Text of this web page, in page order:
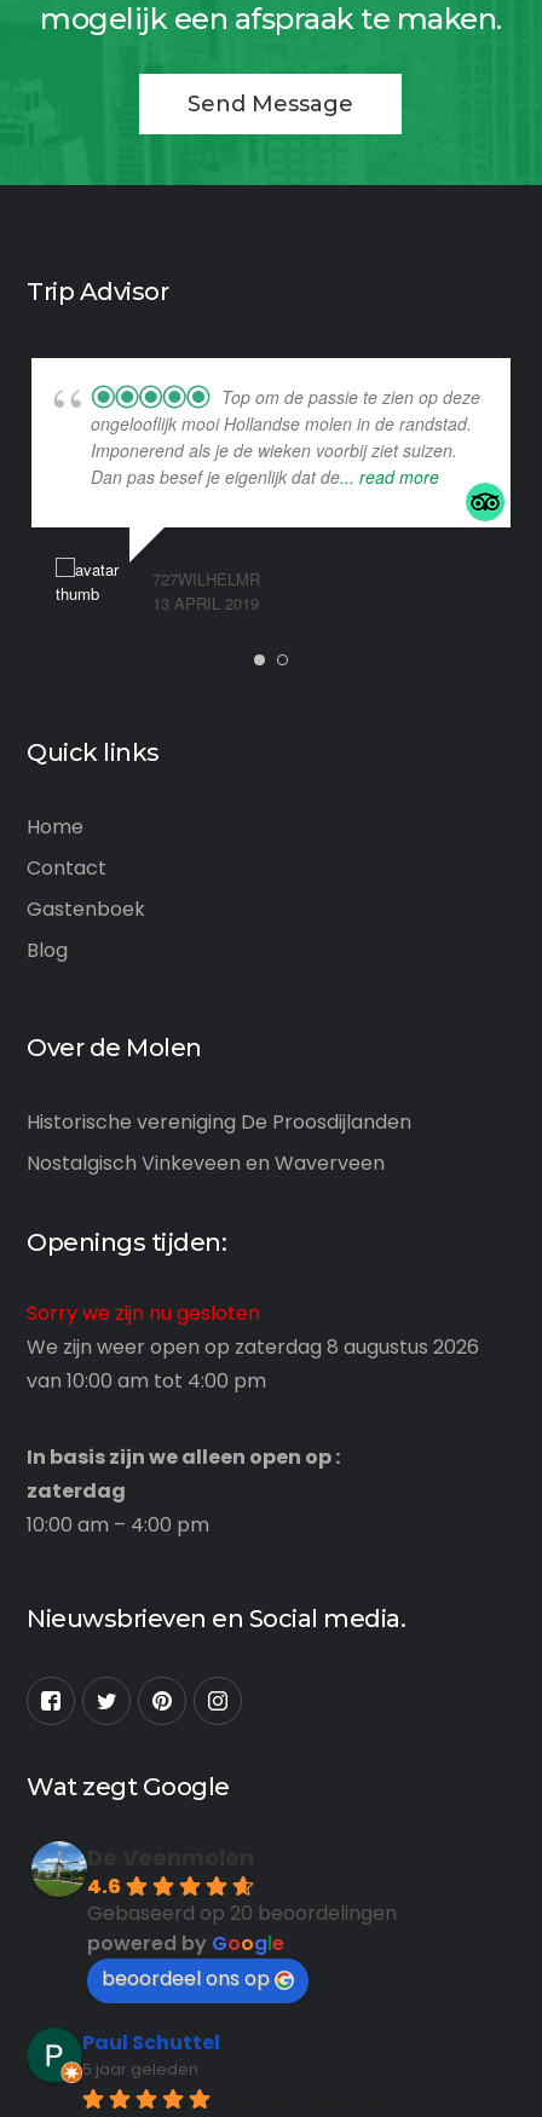
mogelijk een afspraak te maken.
Send Message
Trip Advisor
Top om de passie te zien op deze
ongelooflijk mooi Hollandse molen in de randstad.
Imponerend als je de wieken voorbij ziet suizen.
Dan pas besef je eigenlijk dat de... read more
727WILHELMR
13 APRIL 2019
Quick links
Home
Contact
Gastenboek
Blog
Over de Molen
Historische vereniging De Proosdijlanden
Nostalgisch Vinkeveen en Waverveen
Openings tijden:
Sorry we zijn nu gesloten
We zijn weer open op zaterdag 8 augustus 2026
van 10:00 am tot 4:00 pm
In basis zijn we alleen open op :
zaterdag
10:00 am – 4:00 pm
Nieuwsbrieven en Social media.
Wat zegt Google
4.6
Gebaseerd op 20 beoordelingen
powered by Google
beoordeel ons op
Paul Schuttel
5 jaar geleden